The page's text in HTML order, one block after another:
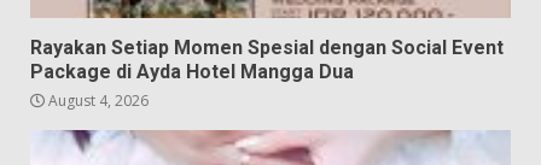
Rayakan Setiap Momen Spesial dengan Social Event
Package di Ayda Hotel Mangga Dua
August 4, 2026